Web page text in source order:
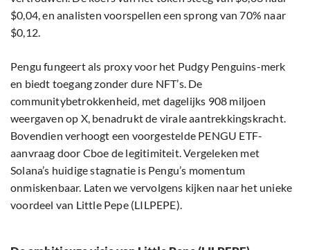
$0,04, en analisten voorspellen een sprong van 70% naar
$0,12.
Pengu fungeert als proxy voor het Pudgy Penguins-merk
en biedt toegang zonder dure NFT’s. De
communitybetrokkenheid, met dagelijks 908 miljoen
weergaven op X, benadrukt de virale aantrekkingskracht.
Bovendien verhoogt een voorgestelde PENGU ETF-
aanvraag door Cboe de legitimiteit. Vergeleken met
Solana’s huidige stagnatie is Pengu’s momentum
onmiskenbaar. Laten we vervolgens kijken naar het unieke
voordeel van Little Pepe (LILPEPE).